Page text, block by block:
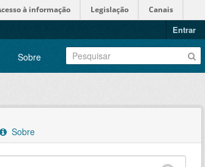
à informação Legislação Canais
Entrar
Sobre
Sobre